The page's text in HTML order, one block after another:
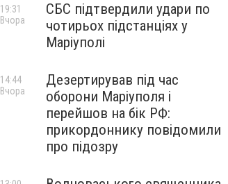
СБС підтвердили удари по
чотирьох підстанціях у
Маріуполі
19:31
Вчора
Дезертирував під час
оборони Маріуполя і
перейшов на бік РФ:
прикордоннику повідомили
про підозру
14:44
Вчора